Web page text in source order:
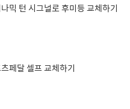
믹 턴 시그널로 후미등 교체하기
페달 셀프 교체하기